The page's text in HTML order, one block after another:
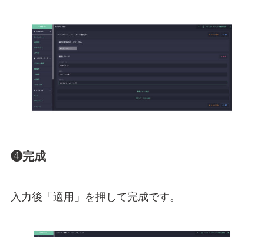
❹完成
入力後「適用」を押して完成です。